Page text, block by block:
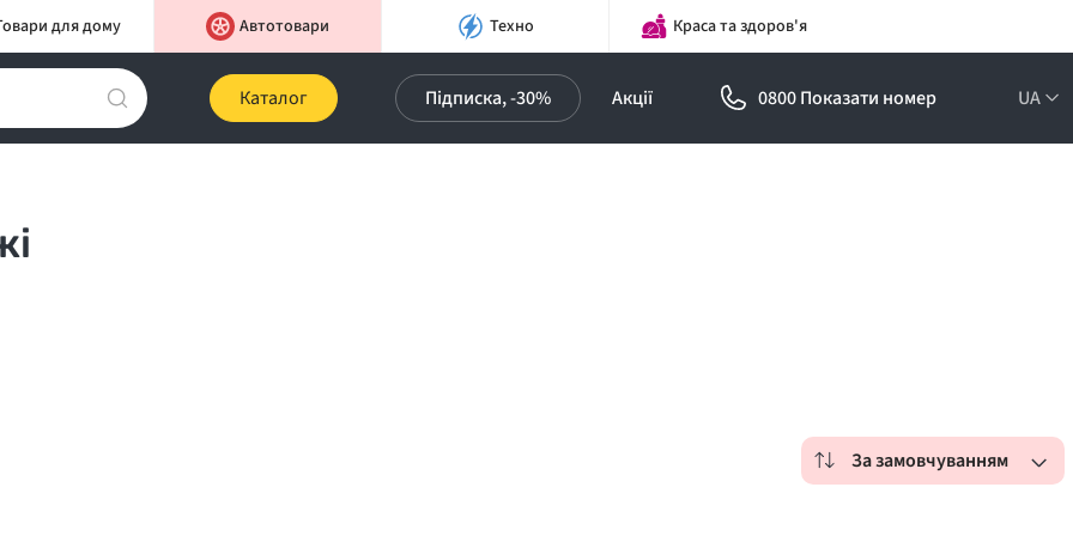
для дому Автотовари Техно Краса та здоров'я
Каталог Підписка, -30% Акції 0800 Показати номер UA
За замовчуванням